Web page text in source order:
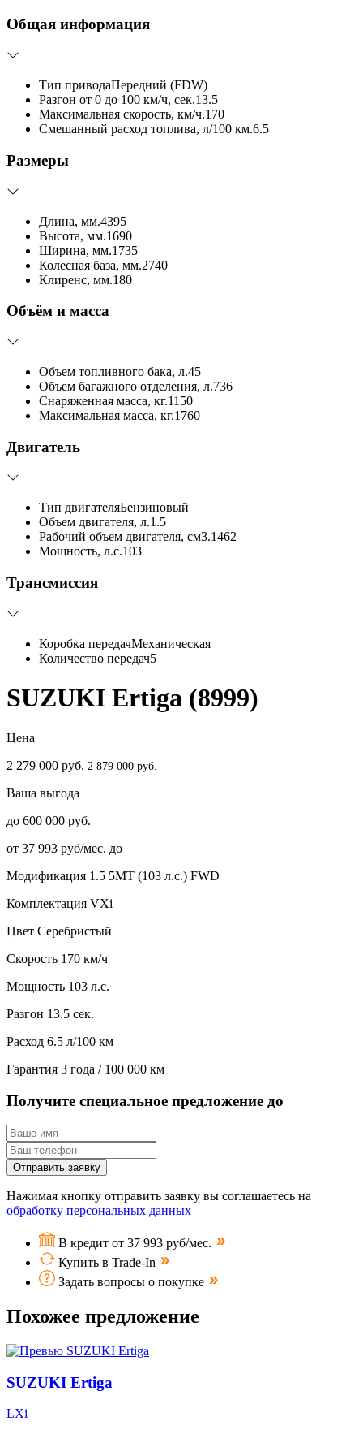
Общая информация
Тип приводаПередний (FDW)
Разгон от 0 до 100 км/ч, сек.13.5
Максимальная скорость, км/ч.170
Смешанный расход топлива, л/100 км.6.5
Размеры
Длина, мм.4395
Высота, мм.1690
Ширина, мм.1735
Колесная база, мм.2740
Клиренс, мм.180
Объём и масса
Объем топливного бака, л.45
Объем багажного отделения, л.736
Снаряженная масса, кг.1150
Максимальная масса, кг.1760
Двигатель
Тип двигателяБензиновый
Объем двигателя, л.1.5
Рабочий объем двигателя, см3.1462
Мощность, л.с.103
Трансмиссия
Коробка передачМеханическая
Количество передач5
SUZUKI Ertiga (8999)
Цена
2 279 000 руб. 2 879 000 руб.
Ваша выгода
до 600 000 руб.
от 37 993 руб/мес. до
Модификация 1.5 5MT (103 л.с.) FWD
Комплектация VXi
Цвет Серебристый
Скорость 170 км/ч
Мощность 103 л.с.
Разгон 13.5 сек.
Расход 6.5 л/100 км
Гарантия 3 года / 100 000 км
Получите специальное предложение до
Отправить заявку
Нажимая кнопку отправить заявку вы соглашаетесь на
обработку персональных данных
В кредит от 37 993 руб/мес.
Купить в Trade-In
Задать вопросы о покупке
Похожее предложение
SUZUKI Ertiga
LXi